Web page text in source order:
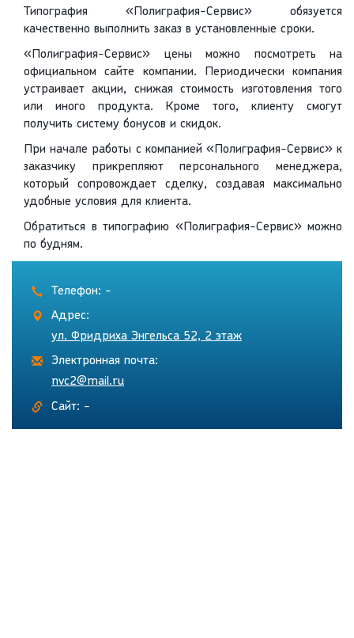
Типография «Полиграфия-Сервис» обязуется
качественно выполнить заказ в установленные сроки.
«Полиграфия-Сервис» цены можно посмотреть на
официальном сайте компании. Периодически компания
устраивает акции, снижая стоимость изготовления того
или иного продукта. Кроме того, клиенту смогут
получить систему бонусов и скидок.
При начале работы с компанией «Полиграфия-Сервис» к
заказчику прикрепляют персонального менеджера,
который сопровождает сделку, создавая максимально
удобные условия для клиента.
Обратиться в типографию «Полиграфия-Сервис» можно
по будням.
Телефон: -
Адрес:
ул. Фридриха Энгельса 52, 2 этаж
Электронная почта:
nvc2@mail.ru
Сайт: -